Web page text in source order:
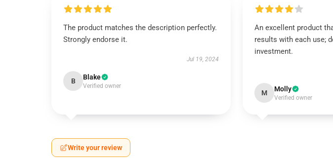
The product matches the description perfectly.
Strongly endorse it.
Jul 19, 2024
B Blake
Verified owner
An excellent product
results with each use;
investment.
M Molly
Verified owner
Write your review